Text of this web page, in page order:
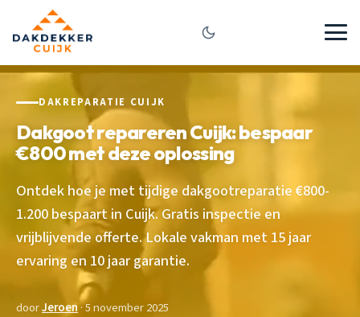
DAKREPARATIE CUIJK
Dakgoot repareren Cuijk: bespaar
€800 met deze oplossing
Ontdek hoe je met tijdige dakgootreparatie €800-
1.200 bespaart in Cuijk. Gratis inspectie en
vrijblijvende offerte. Lokale vakman met 15 jaar
ervaring en 10 jaar garantie.
doorJeroen· 5 november 2025